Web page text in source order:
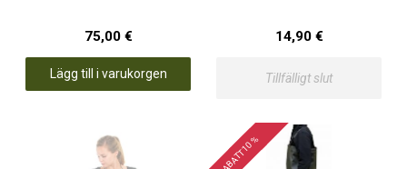
75,00 €
Lägg till i varukorgen
14,90 €
Tillfälligt slut
RABATT 10 %